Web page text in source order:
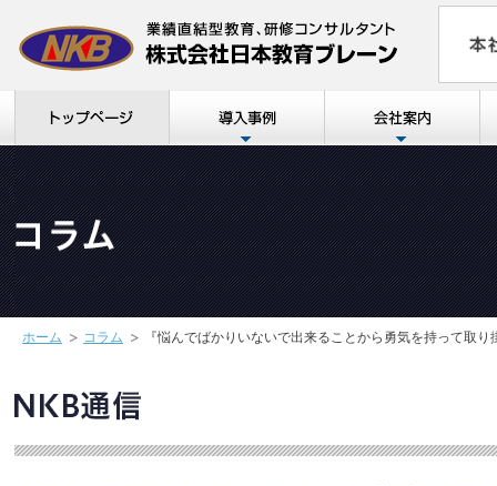
ホーム コラム 『悩んでばかりいないで出来ることから勇気を持って取り